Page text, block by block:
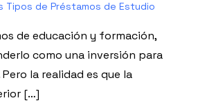
Tipos de Préstamos de Estudio
de educación y formación,
como una inversión para
la realidad es que la
[…]